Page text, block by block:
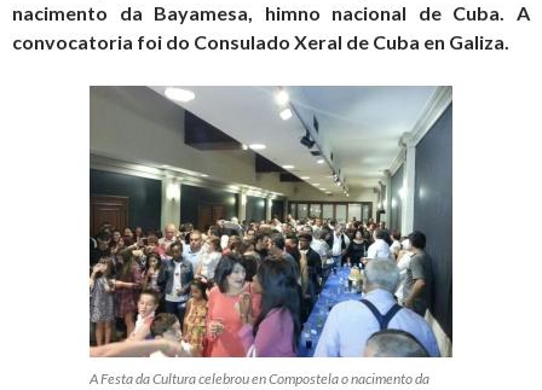
nacimento da Bayamesa, himno nacional de Cuba. A
convocatoria foi do Consulado Xeral de Cuba en Galiza.
A Festa da Cultura celebrou en Compostela o nacimento da